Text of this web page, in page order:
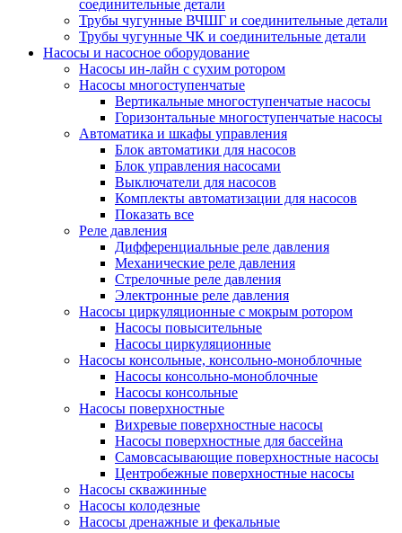
соединительные детали
Трубы чугунные ВЧШГ и соединительные детали
Трубы чугунные ЧК и соединительные детали
Насосы и насосное оборудование
Насосы ин-лайн с сухим ротором
Насосы многоступенчатые
Вертикальные многоступенчатые насосы
Горизонтальные многоступенчатые насосы
Автоматика и шкафы управления
Блок автоматики для насосов
Блок управления насосами
Выключатели для насосов
Комплекты автоматизации для насосов
Показать все
Реле давления
Дифференциальные реле давления
Механические реле давления
Стрелочные реле давления
Электронные реле давления
Насосы циркуляционные с мокрым ротором
Насосы повысительные
Насосы циркуляционные
Насосы консольные, консольно-моноблочные
Насосы консольно-моноблочные
Насосы консольные
Насосы поверхностные
Вихревые поверхностные насосы
Насосы поверхностные для бассейна
Самовсасывающие поверхностные насосы
Центробежные поверхностные насосы
Насосы скважинные
Насосы колодезные
Насосы дренажные и фекальные